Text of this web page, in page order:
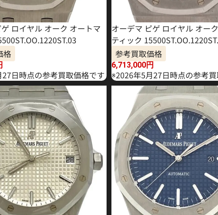
ロイヤル オーク オートマ
格
日時点の参考買取価格です
オーデマ ピゲ ロイヤル オー
ティック
参考買取価格
6,713,000円
※2026年5月27日時点の参考